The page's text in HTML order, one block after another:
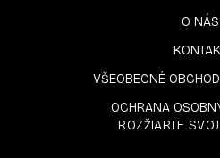
O NÁS
VŠEOBECNÉ
OCHRANA
ROZŽIARTE